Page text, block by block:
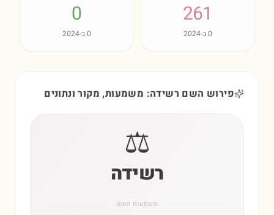
261
0ב-2024
0
0ב-2024
פירוש השם רשידה: משמעות, מקור ונתונים
⚖️
רשידה
משמעות השם